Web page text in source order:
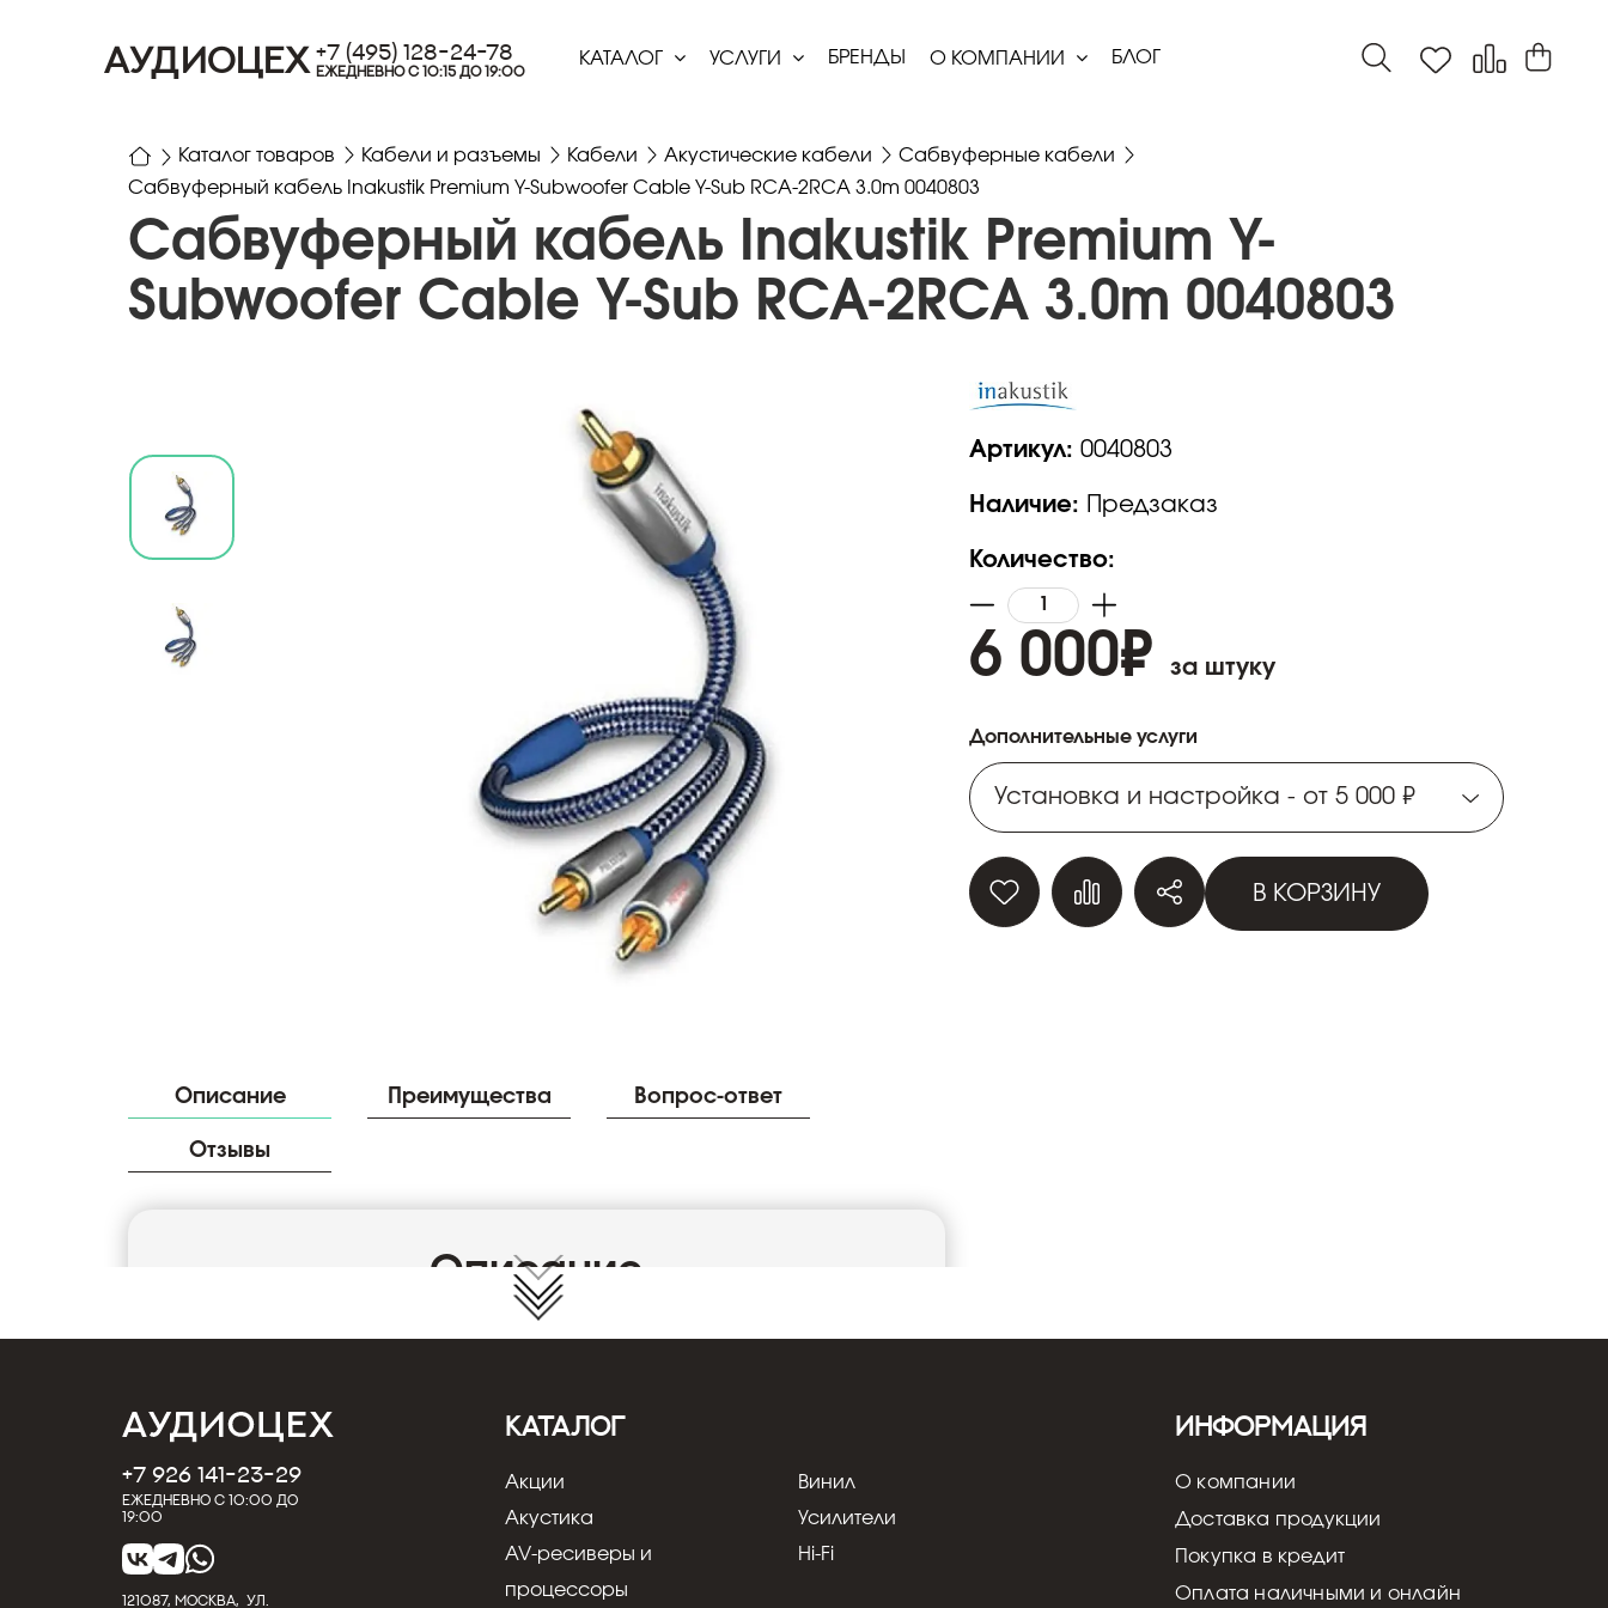
АУДИОЦЕХ +7 (495) 128-24-78
ЕЖЕДНЕВНО С 10:15 ДО 19:00
КАТАЛОГ УСЛУГИ БРЕНДЫ О КОМПАНИИ БЛОГ
Каталог товаров Кабели и разъемы Кабели Акустические кабели
Сабвуферные кабели
Сабвуферный кабель Inakustik Premium Y-Subwoofer Cable Y-Sub RCA-2RCA 3.0m 0040803
Сабвуферный кабель Inakustik Premium Y-
Subwoofer Cable Y-Sub RCA-2RCA 3.0m 0040803
Описание Преимущества Вопрос-ответ
Отзывы
Описание
Использование современных материалов и качество межблочных кабелей позволило
кабелей Inakustik имеют золотое или родиевое покрытие, обеспечивающее надежный
контакт и защиту от коррозии. Среди моделей представлены провода с защитой от
вихревых токов Фуко. Именно такие кабели рекомендованы для установки на
аппаратуру Hi-End класса.
Страна производства: Германия
Артикул:0040803
Наличие: Предзаказ
Количество:
6 000₽ за штуку
Дополнительные услуги
Установка и настройка - от 5 000 ₽
Установка и настройка - от 5 000 ₽
Установка и настройка - от 5 000 ₽
В КОРЗИНУ
+7 926 141-23-29
Ежедневно с 10:00 до
19:00
121087, МОСКВА, УЛ.
КАТАЛОГ
Акции
Винил
Акустика
Усилители
AV-ресиверы и
процессоры
Hi-Fi
Информация
О компании
Доставка продукции
Покупка в кредит
Оплата наличными и онлайн